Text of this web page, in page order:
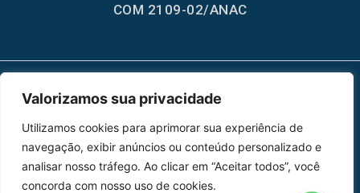
Valorizamos sua privacidade
Utilizamos cookies para aprimorar sua experiência de
navegação, exibir anúncios ou conteúdo personalizado e
analisar nosso tráfego. Ao clicar em “Aceitar todos”, você
concorda com nosso uso de cookies.
COM 2109-02/ANAC
MAPA DO SITE
Home Sobre Nós
Peças